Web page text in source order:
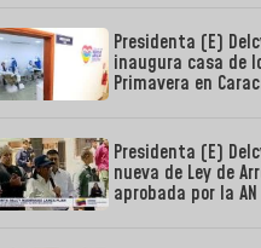
Presidenta (E)
inaugura casa de
Primavera en
Presidenta (E)
nueva de Ley de
aprobada por la AN